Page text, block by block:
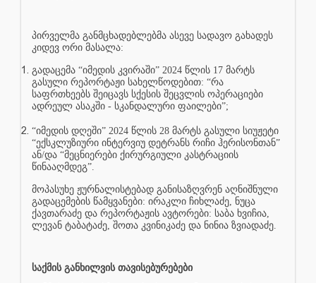
პირველმა განმცხადებლებმა ასევე სადავო გახადეს
კიდევ ორი მასალა:
გადაცემა “იმედის კვირაში” 2024 წლის 17 მარტს
გასული რეპორტაჟი სახელწოდებით: “რა
საფრთხეებს შეიცავს სქესის შეცვლის ოპერაციები
ადრეულ ასაკში - სკანდალური ფაილები”;
“იმედის დღეში” 2024 წლის 28 მარტს გასული სიუჟეტი
“ექსკლუზიური ინტერვიუ დეტრანს რიჩი ჰერისონთან”
ან/და “მეცნიერები ქირურგიული კასტრაციის
წინააღმდეგ”.
მოპასუხე ჟურნალისტებად განისაზღვრენ აღნიშნული
გადაცემების წამყვანები: ირაკლი ჩიხლაძე, ნუცა
ქავთარაძე და რეპორტაჟის ავტორები: საბა ხვიჩია,
ლევან ტაბატაძე, შოთა კვინიკაძე და ნინია ზვიადაძე.
საქმის განხილვის თავისებურებები